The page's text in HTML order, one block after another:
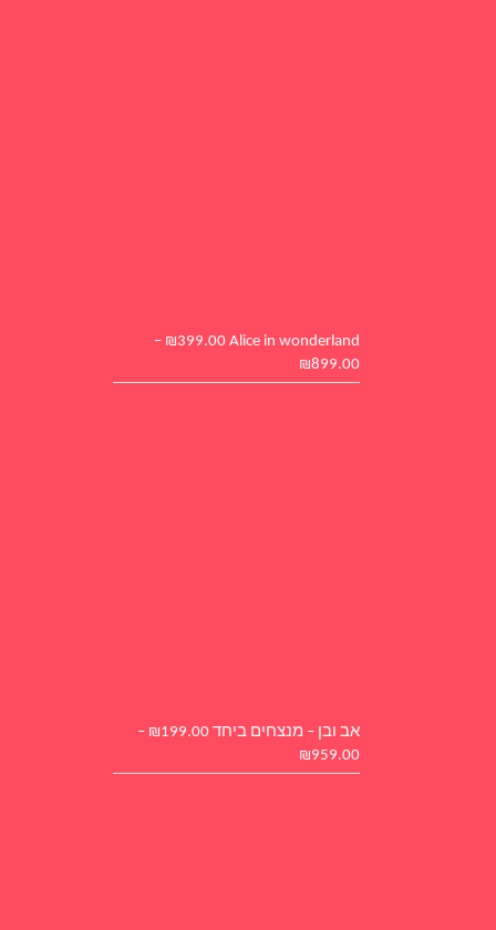
Alice in wonderland
₪399.00
–
₪899.00
אב ובן – מנצחים ביחד ₪199.00
–
₪959.00